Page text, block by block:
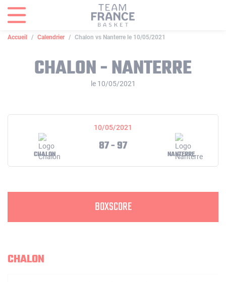
Accueil Calendrier Chalon vs Nanterre le 10/05/2021
CHALON - NANTERRE
le 10/05/2021
10/05/2021
CHALON
87 - 97
NANTERRE
BOXSCORE
CHALON
Panneau de gestion des cookies